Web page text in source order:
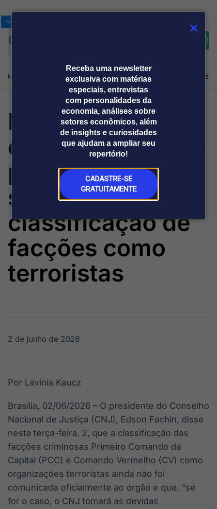
Receba uma newsletter
exclusiva com matérias
especiais, entrevistas
com personalidades da
economia, análises sobre
setores econômicos, além
de insights e curiosidades
que ajudam a ampliar seu
repertório!
CADASTRE-SE
GRATUITAMENTE
Home Produtos e soluçõesNotíciasBlogWeekend
Plataformas
Broadcast
Broadcast+
O mercado
financeiro em
tempo real
Broadcast
Agro
Tudo sobre o
agronegócio
no Brasil
Broadcast
White Label
Plataforma para
conteúdos
personalizados
Soluções de Dados
e Conteúdos
Sobre nós Releases Broadcast
Prêmio Broadcast
Analistas
Prêmio Broadcast
Empresas
Agências de
comunicação
Releases
Fachin: se for o
caso, CNJ tomará
providências
sobre
classificação de
facções como
terroristas
2 de junho de 2026
Por Lavínia Kaucz
Brasília, 02/06/2026 – O presidente do Conselho
Nacional de Justiça (CNJ), Edson Fachin, disse
nesta terça-feira, 2, que a classificação das
facções criminosas Primeiro Comando da
Capital (PCC) e Comando Vermelho (CV) como
organizações terroristas ainda não foi
comunicada oficialmente ao órgão e que, “se
for o caso, o CNJ tomará as devidas